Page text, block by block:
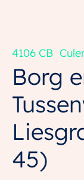
Borg
45)
4106 CB